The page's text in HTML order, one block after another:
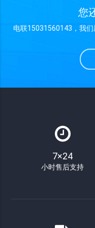
您
电联15031560143，我们
7×24
小时售后支持